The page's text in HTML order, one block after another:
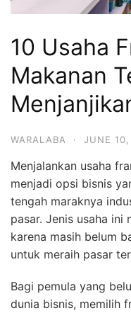
10 Usaha
Makanan
WARALABA · JUNE
Menjalankan usaha
menjadi opsi bisnis
tengah maraknya
pasar. Jenis usaha ini
karena masih belum
untuk meraih pasar
Bagi pemula yang
dunia bisnis, memilih